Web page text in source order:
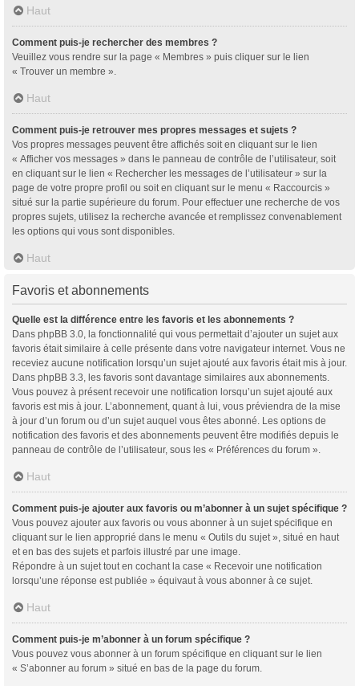
Haut
Comment puis-je rechercher des membres ?
Veuillez vous rendre sur la page « Membres » puis cliquer sur le lien
« Trouver un membre ».
Haut
Comment puis-je retrouver mes propres messages et sujets ?
Vos propres messages peuvent être affichés soit en cliquant sur le lien
« Afficher vos messages » dans le panneau de contrôle de l’utilisateur, soit
en cliquant sur le lien « Rechercher les messages de l’utilisateur » sur la
page de votre propre profil ou soit en cliquant sur le menu « Raccourcis »
situé sur la partie supérieure du forum. Pour effectuer une recherche de vos
propres sujets, utilisez la recherche avancée et remplissez convenablement
les options qui vous sont disponibles.
Haut
Favoris et abonnements
Quelle est la différence entre les favoris et les abonnements ?
Dans phpBB 3.0, la fonctionnalité qui vous permettait d’ajouter un sujet aux
favoris était similaire à celle présente dans votre navigateur internet. Vous ne
receviez aucune notification lorsqu’un sujet ajouté aux favoris était mis à jour.
Dans phpBB 3.3, les favoris sont davantage similaires aux abonnements.
Vous pouvez à présent recevoir une notification lorsqu’un sujet ajouté aux
favoris est mis à jour. L’abonnement, quant à lui, vous préviendra de la mise
à jour d’un forum ou d’un sujet auquel vous êtes abonné. Les options de
notification des favoris et des abonnements peuvent être modifiés depuis le
panneau de contrôle de l’utilisateur, sous les « Préférences du forum ».
Haut
Comment puis-je ajouter aux favoris ou m’abonner à un sujet spécifique ?
Vous pouvez ajouter aux favoris ou vous abonner à un sujet spécifique en
cliquant sur le lien approprié dans le menu « Outils du sujet », situé en haut
et en bas des sujets et parfois illustré par une image.
Répondre à un sujet tout en cochant la case « Recevoir une notification
lorsqu’une réponse est publiée » équivaut à vous abonner à ce sujet.
Haut
Comment puis-je m’abonner à un forum spécifique ?
Vous pouvez vous abonner à un forum spécifique en cliquant sur le lien
« S’abonner au forum » situé en bas de la page du forum.